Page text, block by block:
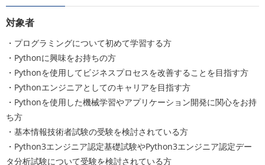
対象者
・プログラミングについて初めて学習する方
・Pythonに興味をお持ちの方
・Pythonを使用してビジネスプロセスを改善することを目指す方
・Pythonエンジニアとしてのキャリアを目指す方
・Pythonを使用した機械学習やアプリケーション開発に関心をお持
ち方
・基本情報技術者試験の受験を検討されている方
・Python3エンジニア認定基礎試験やPython3エンジニア認定デー
タ分析試験について受験を検討されている方